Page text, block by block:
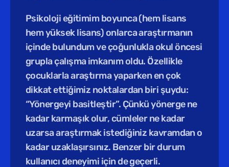
Psikoloji eğitimim boyunca (hem lisans
hem yüksek lisans) onlarca araştırmanın
içinde bulundum ve çoğunlukla okul öncesi
grupla çalışma imkanım oldu. Özellikle
çocuklarla araştırma yaparken en çok
dikkat ettiğimiz noktalardan biri şuydu:
“Yönergeyi basitleştir”. Çünkü yönerge ne
kadar karmaşık olur, cümleler ne kadar
uzarsa araştırmak istediğiniz kavramdan o
kadar uzaklaşırsınız. Benzer bir durum
kullanıcı deneyimi için de geçerli.